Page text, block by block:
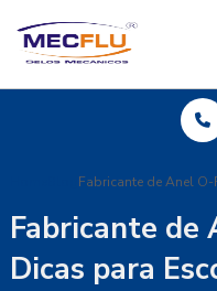
Fabricante de Anel
Fabricante de
Dicas para